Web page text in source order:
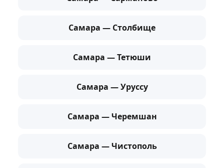
Самара — Столбище
Самара — Тетюши
Самара — Уруссу
Самара — Черемшан
Самара — Чистополь